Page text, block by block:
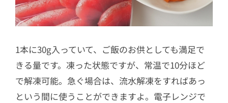
1本に30g入っていて、ご飯のお供としても満足で
きる量です。凍った状態ですが、常温で10分ほど
で解凍可能。急ぐ場合は、流水解凍をすればあっ
という間に使うことができますよ。電子レンジで